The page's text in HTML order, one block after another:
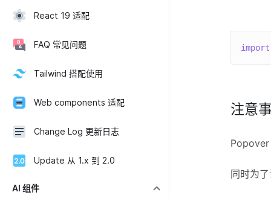
React 19 适配
FAQ 常见问题
Tailwind 搭配使用
Web components 适配
Change Log 更新日志
Update 从 1.x 到 2.0
AI 组件
import
注意
Popover
同时为